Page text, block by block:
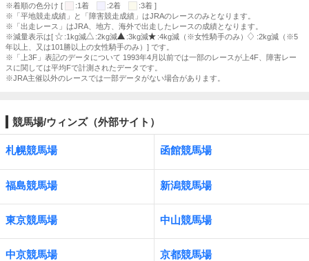
※着順の色分け [
:1着 :2着
:3着 ]
※「平地競走成績」と「障害競走成績」はJRAのレースのみとなります。
※「出走レース」はJRA、地方、海外で出走したレースの成績となります。
※減量表示は[
:1kg減 :2kg減 :3kg減 :4kg減（※女性騎手のみ）
:2kg減（※5
年以上、又は101勝以上の女性騎手のみ）] です。
※「上3F」表記のデータについて 1993年4月以前では一部のレースが上4F、障害レー
スに関しては平均Fで計測されたデータです。
※JRA主催以外のレースでは一部データがない場合があります。
競馬場/ウィンズ（外部サイト）
札幌競馬場 函館競馬場
福島競馬場 新潟競馬場
東京競馬場 中山競馬場
中京競馬場 京都競馬場